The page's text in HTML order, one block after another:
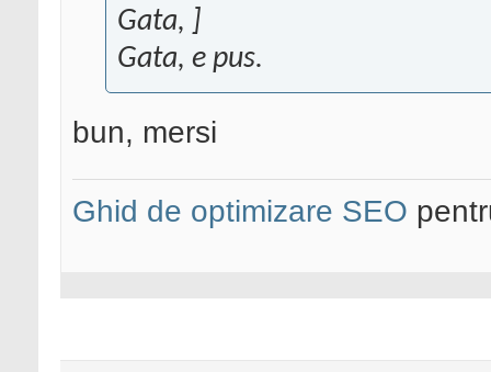
Gata, ]
Gata, e pus.
bun, mersi
Ghid de optimizare SEO